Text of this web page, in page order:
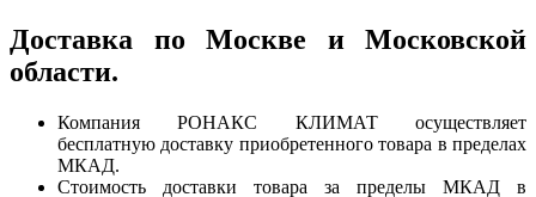
Доставка по Москве и Московской
области.
Компания РОНАКС КЛИМАТ осуществляет
бесплатную доставку приобретенного товара в пределах
МКАД.
Стоимость доставки товара за пределы МКАД в